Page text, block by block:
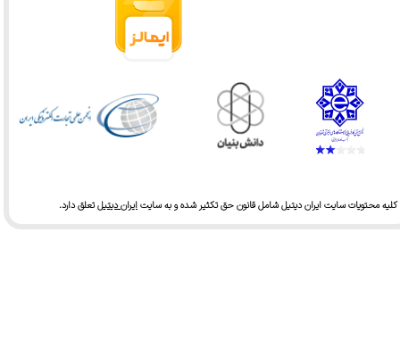
محتویات سایت ایران دیتیل شامل قانون حق تکثیر شده و به سایتایران دیتیلتعلق دارد.​​​​​​​